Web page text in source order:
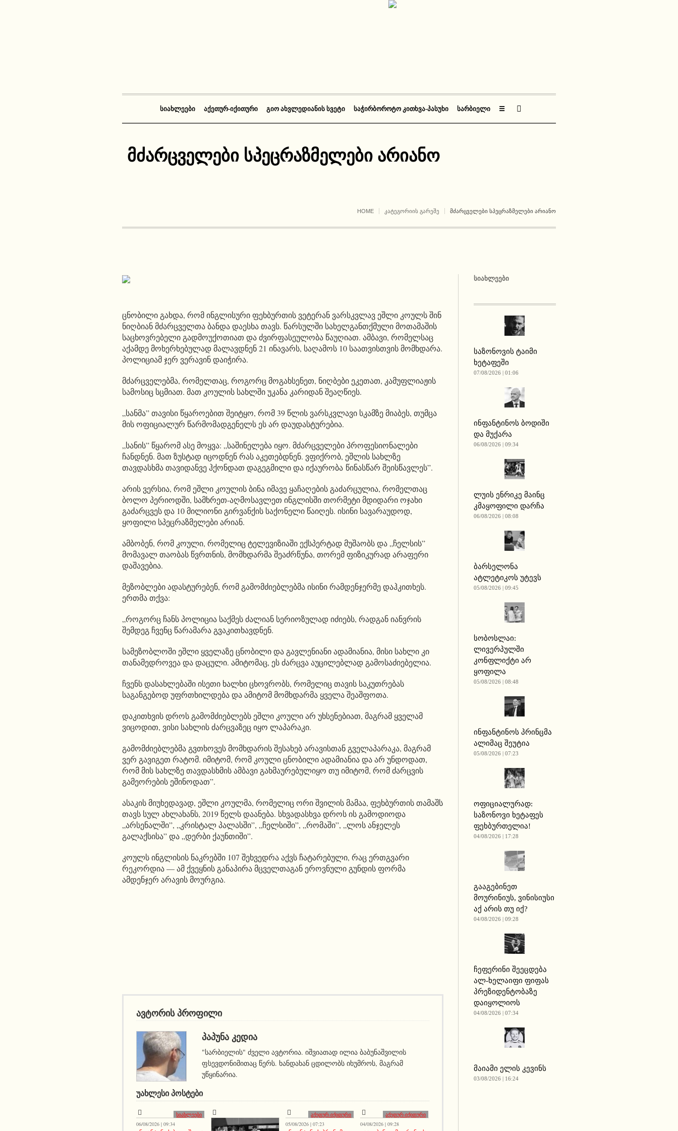
ᲡᲘᲐᲮᲚᲔᲔᲑᲘ ᲐᲥᲔᲗᲣᲠ-ᲘᲥᲘᲗᲣᲠᲘ ᲒᲘᲝ ᲐᲮᲕᲚᲔᲓᲘᲐᲜᲘᲡ ᲡᲕᲔᲢᲘ ᲡᲐᲭᲘᲠᲑᲝᲠᲝᲢᲝ ᲙᲘᲗᲮᲕᲐ-ᲞᲐᲡᲣᲮᲘ ᲡᲐᲠᲑᲘᲔᲚᲘ ☰
მძარცველები სპეცრაზმელები არიანო
HOME ᲙᲐᲢᲔᲒᲝᲠᲘᲘᲡ ᲒᲐᲠᲔᲨᲔ ᲛᲫᲐᲠᲪᲕᲔᲚᲔᲑᲘ ᲡᲞᲔᲪᲠᲐᲖᲛᲔᲚᲔᲑᲘ ᲐᲠᲘᲐᲜᲝ
ცნობილი გახდა, რომ ინგლისური ფეხბურთის ვეტერან ვარსკვლავ ეშლი კოულს შინ
ნიღბიან მძარცველთა ბანდა დაესხა თავს. წარსულში სახელგანთქმული მოთამაშის
საცხოვრებელი გადმოუქოთიათ და ძვირფასეულობა წაუღიათ. ამბავი, რომელსაც
აქამდე მოხერხებულად მალავდნენ 21 ინავარს, საღამოს 10 საათვისთვის მომხდარა.
პოლიციამ ჯერ ვერავინ დაიჭირა.
მძარცველებმა, რომელთაც, როგორც მოგახსენეთ, ნიღბები ეკეთათ, კამუფლიაჟის
სამოსიც სცმიათ. მათ კოულის სახლში უკანა კარიდან შეაღწიეს.
„სანმა” თავისი წყაროებით შეიტყო, რომ 39 წლის ვარსკვლავი სკამზე მიაბეს, თუმცა
მის ოფიციალურ წარმომადგენელს ეს არ დაუდასტურებია.
„სანის” წყარომ ასე მოყვა: „საშინელება იყო. მძარცველები პროფესიონალები
ჩანდნენ. მათ ზუსტად იცოდნენ რას აკეთებდნენ. ვფიქრობ, ეშლის სახლზე
თავდასხმა თავიდანვე ჰქონდათ დაგეგმილი და იქაურობა წინასწარ შეისწავლეს”.
არის ვერსია, რომ ეშლი კოულის ბინა იმავე ყაჩაღების გაძარცულია, რომელთაც
ბოლო პერიოდში, სამხრეთ-აღმოსავლეთ ინგლისში თორმეტი მდიდარი ოჯახი
გაძარცვეს და 10 მილიონი გირვანქის საქონელი წაიღეს. ისინი სავარაუდოდ,
ყოფილი სპეცრაზმელები არიან.
ამბობენ, რომ კოული, რომელიც ტელევიზიაში ექსპერტად მუშაობს და „ჩელსის”
მომავალ თაობას წვრთნის, მომხდარმა შეაძრწუნა, თორემ ფიზიკურად არაფერი
დაშავებია.
მეზობლები ადასტურებენ, რომ გამომძიებლებმა ისინი რამდენჯერმე დაჰკითხეს.
ერთმა თქვა:
„როგორც ჩანს პოლიცია საქმეს ძალიან სერიოზულად იძიებს, რადგან იანვრის
შემდეგ ჩვენც წარამარა გვაკითხავდნენ.
სამეზობლოში ეშლი ყველაზე ცნობილი და გავლენიანი ადამიანია, მისი სახლი კი
თანამედროვეა და დაცული. ამიტომაც, ეს ძარცვა აუცილებლად გამოსაძიებელია.
ჩვენს დასახლებაში ისეთი ხალხი ცხოვრობს, რომელიც თავის საკუთრებას
საგანგებოდ უფრთხილდება და ამიტომ მომხდარმა ყველა შეაშფოთა.
დაკითხვის დროს გამომძიებლებს ეშლი კოული არ უხსენებიათ, მაგრამ ყველამ
ვიცოდით, ვისი სახლის ძარცვაზეც იყო ლაპარაკი.
გამომძიებლებმა გვთხოვეს მომხდარის შესახებ არავისთან გველაპარაკა, მაგრამ
ვერ გავიგეთ რატომ. იმიტომ, რომ კოული ცნობილი ადამიანია და არ უნდოდათ,
რომ მის სახლზე თავდასხმის ამბავი გახმაურებულიყო თუ იმიტომ, რომ ძარცვის
გამეორების ეშინოდათ”.
ასაკის მიუხედავად, ეშლი კოულმა, რომელიც ორი შვილის მამაა, ფეხბურთის თამაშს
თავს სულ ახლახანს, 2019 წელს დაანება. სხვადასხვა დროს ის გამოდიოდა
„არსენალში”, „კრისტალ პალასში”, „ჩელსიში”, „რომაში”, „ლოს ანჯელეს
გალაქსისა” და „დერბი ქაუნთიში”.
კოულს ინგლისის ნაკრებში 107 შეხვედრა აქვს ჩატარებული, რაც ერთგვარი
რეკორდია — ამ ქვეყნის განაპირა მცველთაგან ეროვნული გუნდის ფორმა
ამდენჯერ არავის მოურგია.
ავტორის პროფილი
ᲞᲐᲞᲣᲜᲐ ᲙᲔᲓᲘᲐ
"სარბიელის" ძველი ავტორია. იშვიათად ილია ბაბუნაშვილის
ფსევდონიმითაც წერს. ხანდახან ცდილობს იხუმროს, მაგრამ
უწყინარია.
ᲣᲐᲮᲚᲔᲡᲘ ᲞᲝᲡᲢᲔᲑᲘ
სიახლეები
06/08/2026 | 09:34
აქეთურ-იქითური
05/08/2026 | 07:23
აქეთურ-იქითური
04/08/2026 | 09:28
ᲡᲘᲐᲮᲚᲔᲔᲑᲘ
საზონოვის ტაიმი
ხეტაფეში
07/08/2026 | 01:06
ინფანტინოს ბოდიში
და მუქარა
06/08/2026 | 09:34
ლუის ენრიკე მაინც
კმაყოფილი დარჩა
06/08/2026 | 08:08
ბარსელონა
ატლეტიკოს უტევს
05/08/2026 | 09:45
სობოსლაი:
ლივერპულში
კონფლიქტი არ
ყოფილა
05/08/2026 | 08:48
ინფანტინოს პრინცმა
ალიმაც შეუტია
05/08/2026 | 07:23
ოფიციალურად:
საზონოვი ხეტაფეს
ფეხბურთელია!
04/08/2026 | 17:28
გააგებინეთ
მოურინიუს, ვინისიუსი
აქ არის თუ იქ?
04/08/2026 | 09:28
ჩეფერინი შეეცდება
ალ-ხელაიფი ფიფას
პრეზიდენტობაზე
დაიყოლიოს
04/08/2026 | 07:34
მაიამი ელის კევინს
03/08/2026 | 16:24